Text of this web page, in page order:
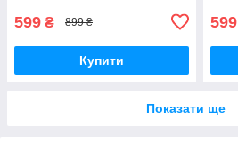
599 ₴ 899 ₴
Купити
599
Показати ще